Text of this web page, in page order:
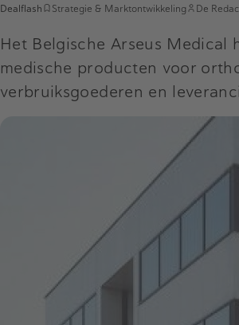
Dealflash Strategie & Marktontwikkeling De
Het Belgische Arseus
medische producten voor
verbruiksgoederen en